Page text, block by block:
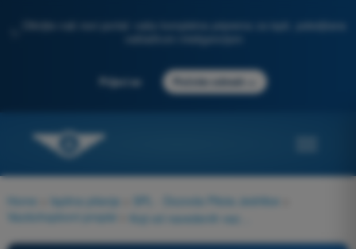
Otkrijte naš novi portal: vaša kompletna priprema za ispit, poboljšana
Prijavi se Počnite odmah
Home Ispitna pitanja SPL - Dozvola Pilota Jedrilice
Vazduhoplovni propisi